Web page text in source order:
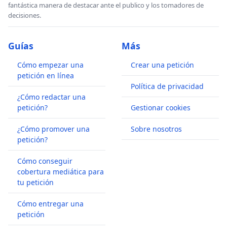
fantástica manera de destacar ante el publico y los tomadores de
decisiones.
Guías
Cómo empezar una
petición en línea
¿Cómo redactar una
petición?
¿Cómo promover una
petición?
Cómo conseguir
cobertura mediática para
tu petición
Cómo entregar una
petición
Más
Crear una petición
Política de privacidad
Gestionar cookies
Sobre nosotros